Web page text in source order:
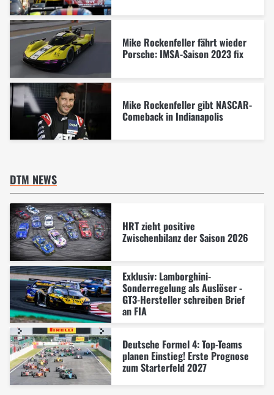
Mike Rockenfeller fährt wieder
Porsche: IMSA-Saison 2023 fix
Mike Rockenfeller gibt NASCAR-
Comeback in Indianapolis
DTM NEWS
HRT zieht positive
Zwischenbilanz der Saison 2026
Exklusiv: Lamborghini-
Sonderregelung als Auslöser -
GT3-Hersteller schreiben Brief
an FIA
Deutsche Formel 4: Top-Teams
planen Einstieg! Erste Prognose
zum Starterfeld 2027